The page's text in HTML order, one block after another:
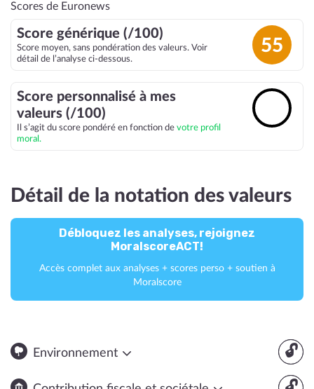
Scores de Euronews
Score générique (/100)
Score moyen, sans pondération des valeurs. Voir
détail de l’analyse ci-dessous.
55
Score personnalisé à mes
valeurs (/100)
Il s’agit du score pondéré en fonction de votre profil
moral.
Détail de la notation des valeurs
Débloquez les analyses, rejoignez
MoralscoreACT!
Accès complet aux analyses + scores perso + soutien à
Moralscore
🔓
Environnement